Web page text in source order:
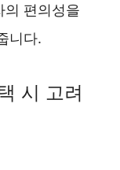
의 편의성을
니다.
시 고려